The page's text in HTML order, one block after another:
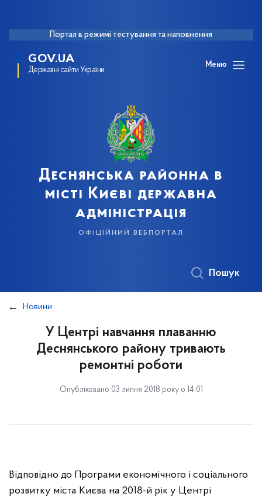
Портал в режимі тестування та наповнення
GOV.UA
Державні сайти України
Меню
Деснянська районна в
місті Києві державна
адміністрація
офіційний вебпортал
Пошук
Новини
У Центрі навчання плаванню
Деснянського району тривають
ремонтні роботи
Опубліковано 03 липня 2018 року о 14:01
Відповідно до Програми економічного і соціального
розвитку міста Києва на 2018-й рік у Центрі